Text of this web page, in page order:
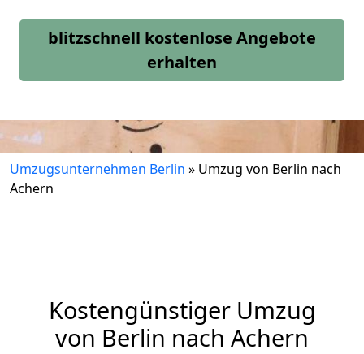
blitzschnell kostenlose Angebote
erhalten
Umzugsunternehmen Berlin » Umzug von Berlin nach
Achern
Kostengünstiger Umzug
von Berlin nach Achern